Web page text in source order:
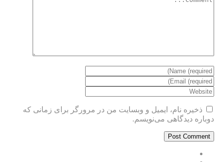
ذخیره نام، ایمیل و وبسایت من در مرورگر برای زمانی که
دوباره دیدگاهی می‌نویسم.